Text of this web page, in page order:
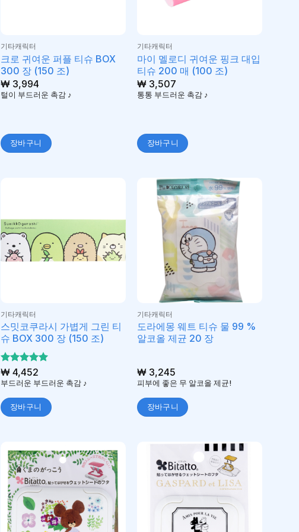
기타캐릭터
크로 귀여운 퍼플 티슈 BOX
300 장 (150 조)
₩3,994
털이 부드러운 촉감 ♪
장바구니
기타캐릭터
마이 멜로디 귀여운 핑크 대입
티슈 200 매 (100 조)
₩ 3,507
통통 부드러운 촉감 ♪
장바구니
기타캐릭터
스밋코쿠라시 가볍게 그린 티
슈 BOX 300 장 (150 조)
5 중에서
5로 평가
₩4,452
부드러운 부드러운 촉감 ♪
장바구니
기타캐릭터
도라에몽 웨트 티슈 물 99 %
알코올 제균 20 장
₩ 3,245
피부에 좋은 무 알코올 제균!
장바구니